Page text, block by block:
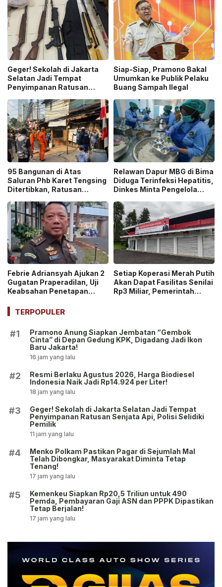
Geger! Sekolah di Jakarta
Selatan Jadi Tempat
Penyimpanan Ratusan
Pemilik
Siap-Siap, Pramono Bakal
Umumkan ke Publik Pelaku
Buang Sampah Ilegal
95 Bangunan di Atas
Saluran Phb Karet Tengsing
Ditertibkan, Ratusan
Dikerahkan
Relawan Dapur MBG di Bima
Diduga Terinfeksi Hepatitis,
Dinkes Minta Pengelola
Febrie Adriansyah Ajukan 2
Gugatan Praperadilan, Uji
Keabsahan Penetapan
Penyitaan Aset!
Setiap Koperasi Merah Putih
Akan Dapat Fasilitas Senilai
Rp3 Miliar, Pemerintah
TERPOPULER
#1
Pramono Anung Siapkan Jembatan “Gembok
Cinta” di Depan Gedung KPK, Digadang Jadi Ikon
Baru Jakarta!
16 jam yang lalu
#2
Resmi Berlaku Agustus 2026, Harga Biodiesel
Indonesia Naik Jadi Rp14.924 per Liter!
18 jam yang lalu
#3
Geger! Sekolah di Jakarta Selatan Jadi Tempat
Penyimpanan Ratusan Senjata Api, Polisi Selidiki
Pemilik
11 jam yang lalu
#4
Menko Polkam Pastikan Pagar di Sejumlah Mal
Telah Dibongkar, Masyarakat Diminta Tetap
Tenang!
17 jam yang lalu
#5
Kemenkeu Siapkan Rp20,5 Triliun untuk 490
Pemda, Pembayaran Gaji ASN dan PPPK Dipastikan
Tetap Berjalan!
17 jam yang lalu